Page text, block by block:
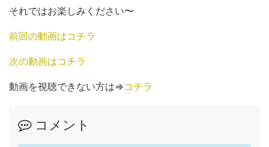
それではお楽しみください〜
前回の動画はコチラ
次の動画はコチラ
動画を視聴できない方は⇒コチラ
コメント